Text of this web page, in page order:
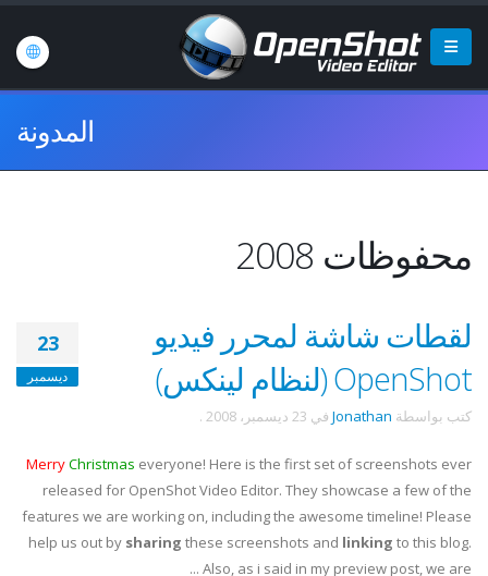
المدونة
محفوظات 2008
23
ديسمبر
لقطات شاشة لمحرر فيديو
OpenShot (لنظام لينكس)
كتب بواسطة Jonathan في 23 ديسمبر، 2008 .
MerryChristmas everyone! Here is the first set of screenshots ever
released for OpenShot Video Editor. They showcase a few of the
features we are working on, including the awesome timeline! Please
help us out by sharing these screenshots and linking to this blog.
Also, as i said in my preview post, we are ...